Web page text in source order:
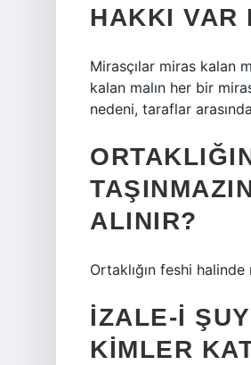
HAKKI VAR
Mirasçılar miras kalan
kalan malın her bir
nedeni, taraflar
ALINIR?
Ortaklığın feshi halinde
İZALE-I
KIMLER